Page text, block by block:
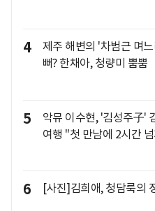
4
제주 해변의 '차범근 며
뻐? 한채아, 청량미 뿜뿜
5
악뮤 이수현, '김성주子'
여행 "첫 만남에 2시간
6 [사진]김희애, 청담룩의